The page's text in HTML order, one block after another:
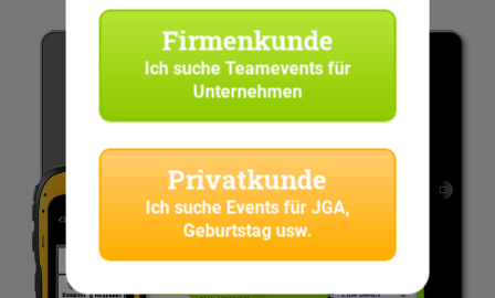
Firmenkunde
Ich sucheTeamevents für
Unternehmen
Privatkunde
Ich suche Events für JGA,
Geburtstag usw.